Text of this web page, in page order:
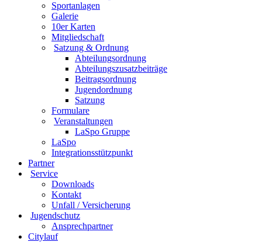
Sportanlagen
Galerie
10er Karten
Mitgliedschaft
Satzung & Ordnung
Abteilungsordnung
Abteilungszusatzbeiträge
Beitragsordnung
Jugendordnung
Satzung
Formulare
Veranstaltungen
LaSpo Gruppe
LaSpo
Integrationsstützpunkt
Partner
Service
Downloads
Kontakt
Unfall / Versicherung
Jugendschutz
Ansprechpartner
Citylauf